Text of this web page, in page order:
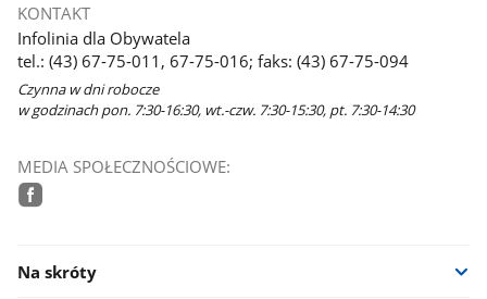
KONTAKT
Infolinia dla Obywatela
tel.: (43) 67-75-011, 67-75-016; faks: (43) 67-75-094
Czynna w dni robocze
w godzinach pon. 7:30-16:30, wt.-czw. 7:30-15:30, pt. 7:30-14:30
MEDIA SPOŁECZNOŚCIOWE:
Na skróty